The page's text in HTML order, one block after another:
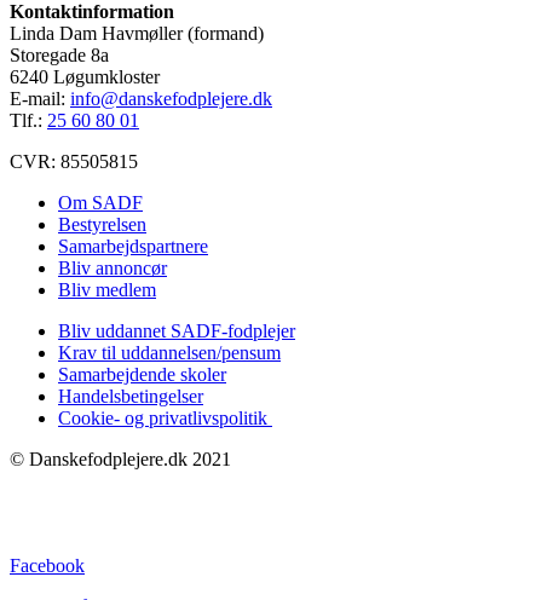
Kontaktinformation
Linda Dam Havmøller (formand)
Storegade 8a
6240 Løgumkloster
E-mail: info@danskefodplejere.dk
Tlf.: 25 60 80 01
CVR: 85505815
Om SADF
Bestyrelsen
Samarbejdspartnere
Bliv annoncør
Bliv medlem
Bliv uddannet SADF-fodplejer
Krav til uddannelsen/pensum
Samarbejdende skoler
Handelsbetingelser
Cookie- og privatlivspolitik
© Danskefodplejere.dk 2021
Facebook